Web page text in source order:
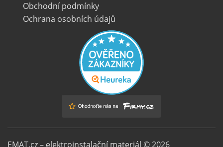
Obchodní podmínky
Ochrana osobních údajů
EMAT.cz – elektroinstalační materiál © 2026